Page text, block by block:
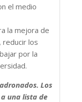
el medio
la mejora de
reducir los
por la
Los
una lista de